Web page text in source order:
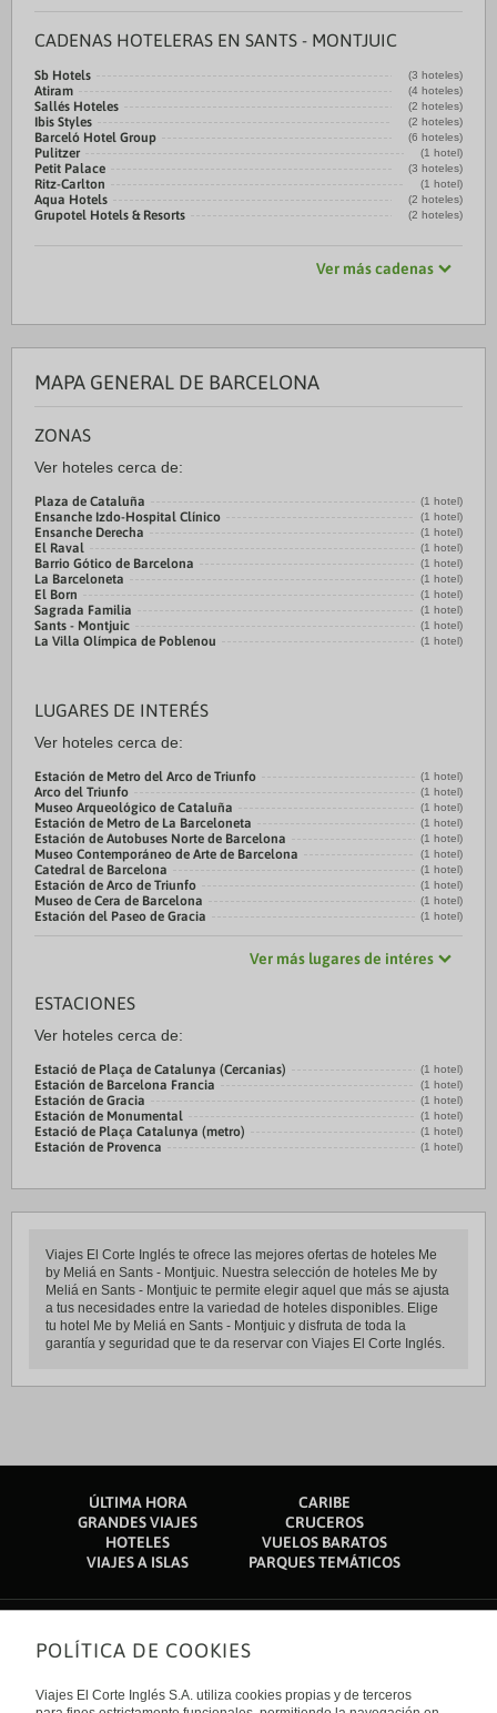
CADENAS HOTELERAS EN SANTS - MONTJUIC
Sb Hotels (3 hoteles)
Atiram (4 hoteles)
Sallés Hoteles (2 hoteles)
Ibis Styles (2 hoteles)
Barceló Hotel Group (6 hoteles)
Pulitzer (1 hotel)
Petit Palace (3 hoteles)
Ritz-Carlton (1 hotel)
Aqua Hotels (2 hoteles)
Grupotel Hotels & Resorts (2 hoteles)
Ver más cadenas
MAPA GENERAL DE BARCELONA
ZONAS
Ver hoteles cerca de:
Plaza de Cataluña (1 hotel)
Ensanche Izdo-Hospital Clínico (1 hotel)
Ensanche Derecha (1 hotel)
El Raval (1 hotel)
Barrio Gótico de Barcelona (1 hotel)
La Barceloneta (1 hotel)
El Born (1 hotel)
Sagrada Familia (1 hotel)
Sants - Montjuic (1 hotel)
La Villa Olímpica de Poblenou (1 hotel)
LUGARES DE INTERÉS
Ver hoteles cerca de:
Estación de Metro del Arco de Triunfo (1 hotel)
Arco del Triunfo (1 hotel)
Museo Arqueológico de Cataluña (1 hotel)
Estación de Metro de La Barceloneta (1 hotel)
Estación de Autobuses Norte de Barcelona (1 hotel)
Museo Contemporáneo de Arte de Barcelona (1 hotel)
Catedral de Barcelona (1 hotel)
Estación de Arco de Triunfo (1 hotel)
Museo de Cera de Barcelona (1 hotel)
Estación del Paseo de Gracia (1 hotel)
Ver más lugares de intéres
ESTACIONES
Ver hoteles cerca de:
Estació de Plaça de Catalunya (Cercanias) (1 hotel)
Estación de Barcelona Francia (1 hotel)
Estación de Gracia (1 hotel)
Estación de Monumental (1 hotel)
Estació de Plaça Catalunya (metro) (1 hotel)
Estación de Provenca (1 hotel)
Viajes El Corte Inglés te ofrece las mejores ofertas de hoteles Me
by Meliá en Sants - Montjuic. Nuestra selección de hoteles Me by
Meliá en Sants - Montjuic te permite elegir aquel que más se ajusta
a tus necesidades entre la variedad de hoteles disponibles. Elige
tu hotel Me by Meliá en Sants - Montjuic y disfruta de toda la
garantía y seguridad que te da reservar con Viajes El Corte Inglés.
ÚLTIMA HORA
CARIBE
GRANDES VIAJES
CRUCEROS
HOTELES
VUELOS BARATOS
VIAJES A ISLAS
PARQUES TEMÁTICOS
Sobre nosotros
Quiénes somos
Financiación
POLÍTICA DE COOKIES
Viajes El Corte Inglés S.A. utiliza cookies propias y de terceros